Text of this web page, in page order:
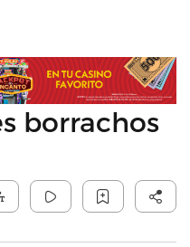
borrachos